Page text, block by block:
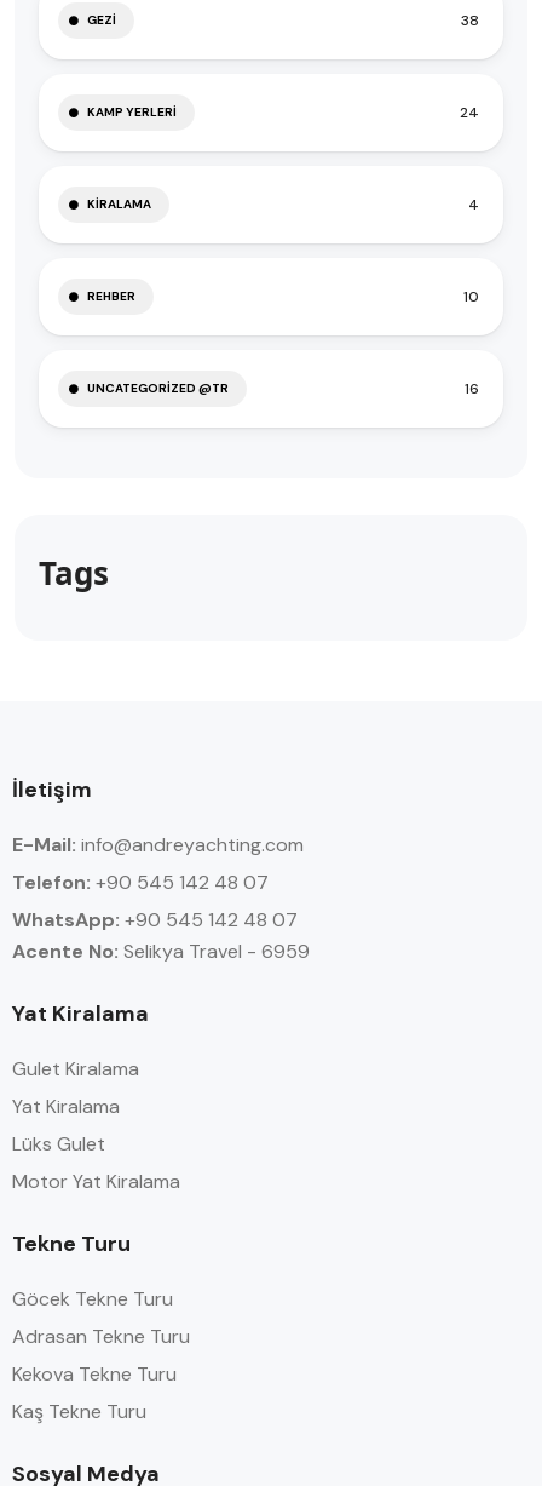
GEZI 38
KAMP YERLERI 24
KIRALAMA 4
REHBER 10
UNCATEGORIZED @TR 16
Tags
İletişim
E-Mail: info@andreyachting.com
Telefon: +90 545 142 48 07
WhatsApp: +90 545 142 48 07
Acente No: Selikya Travel - 6959
Yat Kiralama
Gulet Kiralama
Yat Kiralama
Lüks Gulet
Motor Yat Kiralama
Tekne Turu
Göcek Tekne Turu
Adrasan Tekne Turu
Kekova Tekne Turu
Kaş Tekne Turu
Sosyal Medya